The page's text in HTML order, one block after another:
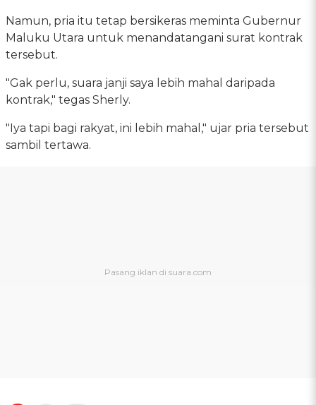
Namun, pria itu tetap bersikeras meminta Gubernur
Maluku Utara untuk menandatangani surat kontrak
tersebut.
"Gak perlu, suara janji saya lebih mahal daripada
kontrak," tegas Sherly.
"Iya tapi bagi rakyat, ini lebih mahal," ujar pria tersebut
sambil tertawa.